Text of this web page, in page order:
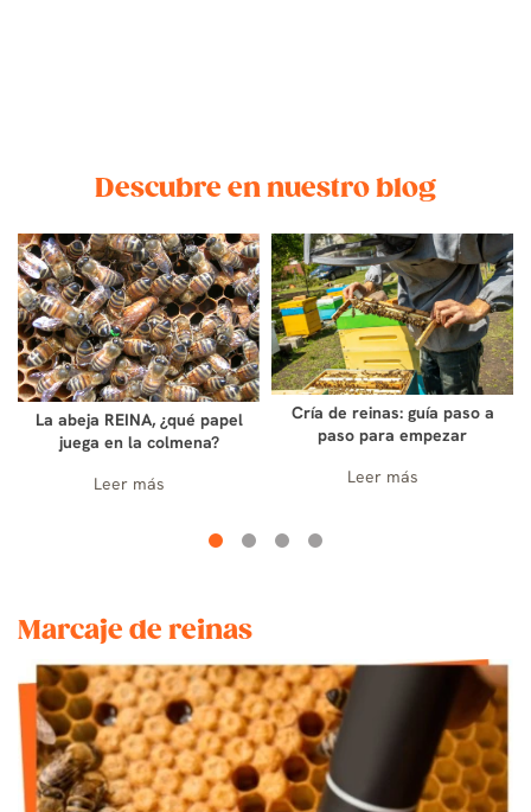
Descubre en nuestro blog
La abeja REINA, ¿qué papel
juega en la colmena?
Leer más
Cría de reinas: guía paso a
paso para empezar
Leer más
Marcaje de reinas